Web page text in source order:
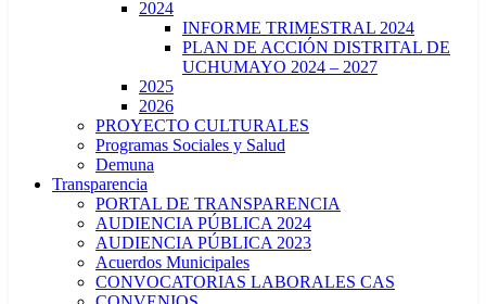
2024
INFORME TRIMESTRAL 2024
PLAN DE ACCIÓN DISTRITAL DE
UCHUMAYO 2024 – 2027
2025
2026
PROYECTO CULTURALES
Programas Sociales y Salud
Demuna
Transparencia
PORTAL DE TRANSPARENCIA
AUDIENCIA PÚBLICA 2024
AUDIENCIA PÚBLICA 2023
Acuerdos Municipales
CONVOCATORIAS LABORALES CAS